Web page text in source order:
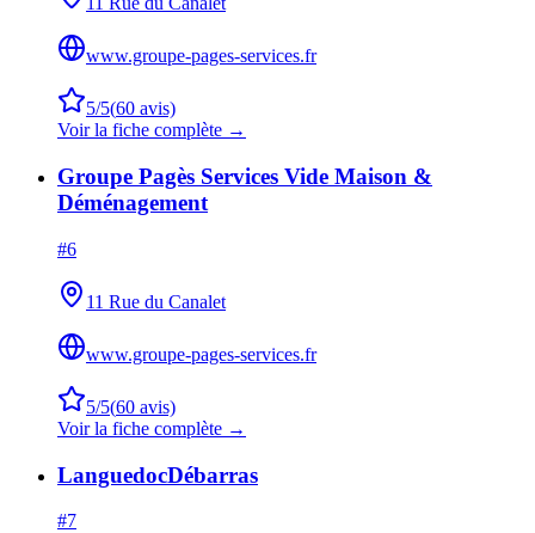
www.groupe-pages-services.fr
5/5(60 avis)
Voir la fiche complète →
Groupe Pagès Services Vide Maison &
Déménagement
#6
11 Rue du Canalet
www.groupe-pages-services.fr
5/5(60 avis)
Voir la fiche complète →
LanguedocDébarras
#7